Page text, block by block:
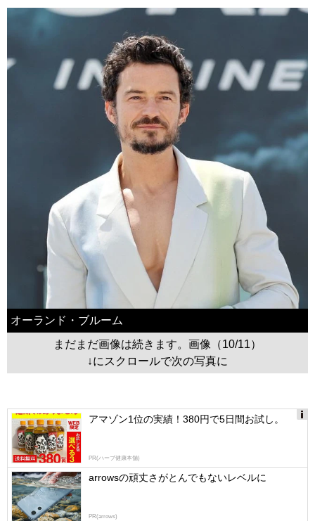
オーランド・ブルーム
まだまだ画像は続きます。画像（10/11）
↓にスクロールで次の写真に
アマゾン1位の実績！380円で5日間お試し。
PR(ハーブ健康本舗)
arrowsの頑丈さがとんでもないレベルに
PR(arrows)